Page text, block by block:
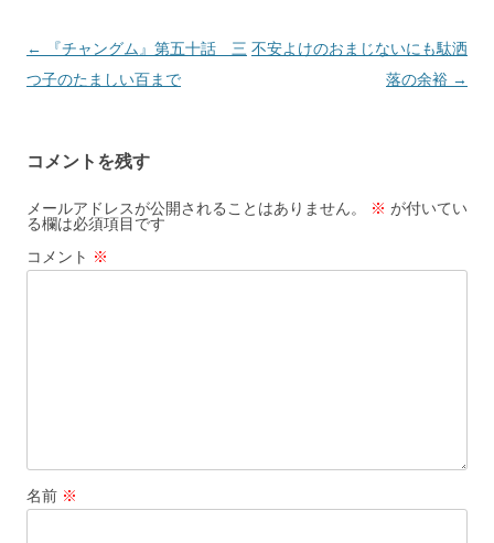
投
稿
ゲ
ー
シ
ョ
←
『チャングム』第五十話 三
つ子のたましい百まで
不安よけのおまじないにも駄洒
落の余裕 →
コメントを残す
メールアドレスが公開されることはありません。 ※ が付いてい
る欄は必須項目です
コメント ※
名前 ※